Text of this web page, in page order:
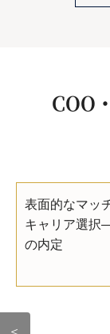
COO
＜
表面的なマッ
キャリア選択
の内定